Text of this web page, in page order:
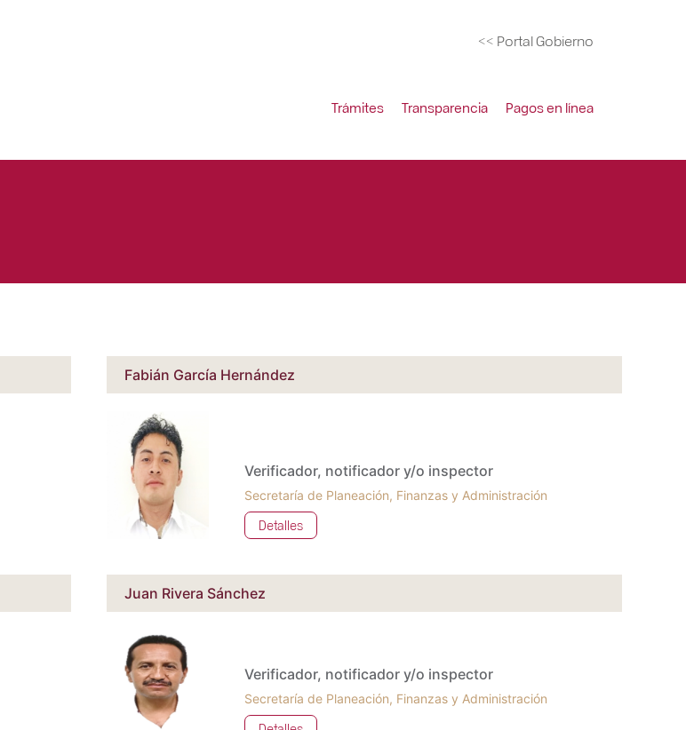
<< Portal Gobierno
Trámites Transparencia Pagos en línea
Fabián García Hernández
Verificador, notificador y/o inspector
Secretaría de Planeación, Finanzas y Administración
Detalles
Juan Rivera Sánchez
Verificador, notificador y/o inspector
Secretaría de Planeación, Finanzas y Administración